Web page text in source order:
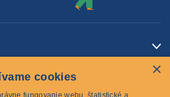
×
cookies
fungovanie webu, štatistické a